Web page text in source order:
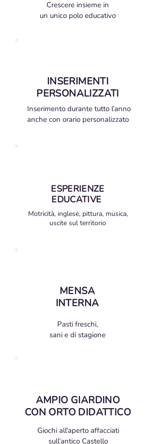
Crescere insieme in
un unico polo educativo
INSERIMENTI
PERSONALIZZATI
Inserimento durante tutto l’anno
anchecon orario personalizzato
ESPERIENZE
EDUCATIVE
Motricità, inglese, pittura, musica,
uscite sul territorio
MENSA
INTERNA
Pasti freschi,
sani e di stagione
AMPIO GIARDINO
CON ORTO DIDATTICO
Giochi all'aperto affacciati
sull’antico Castello